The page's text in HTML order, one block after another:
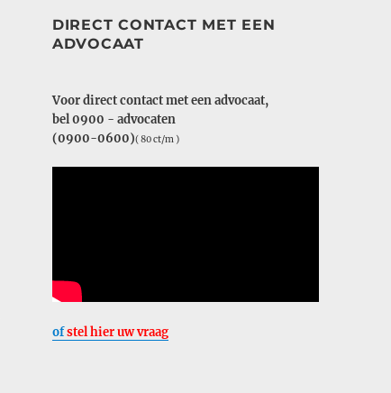
DIRECT CONTACT MET EEN
ADVOCAAT
Voor direct contact met een advocaat,
bel 0900 - advocaten
(0900-0600)( 80 ct/m )
ofstel hier uw vraag